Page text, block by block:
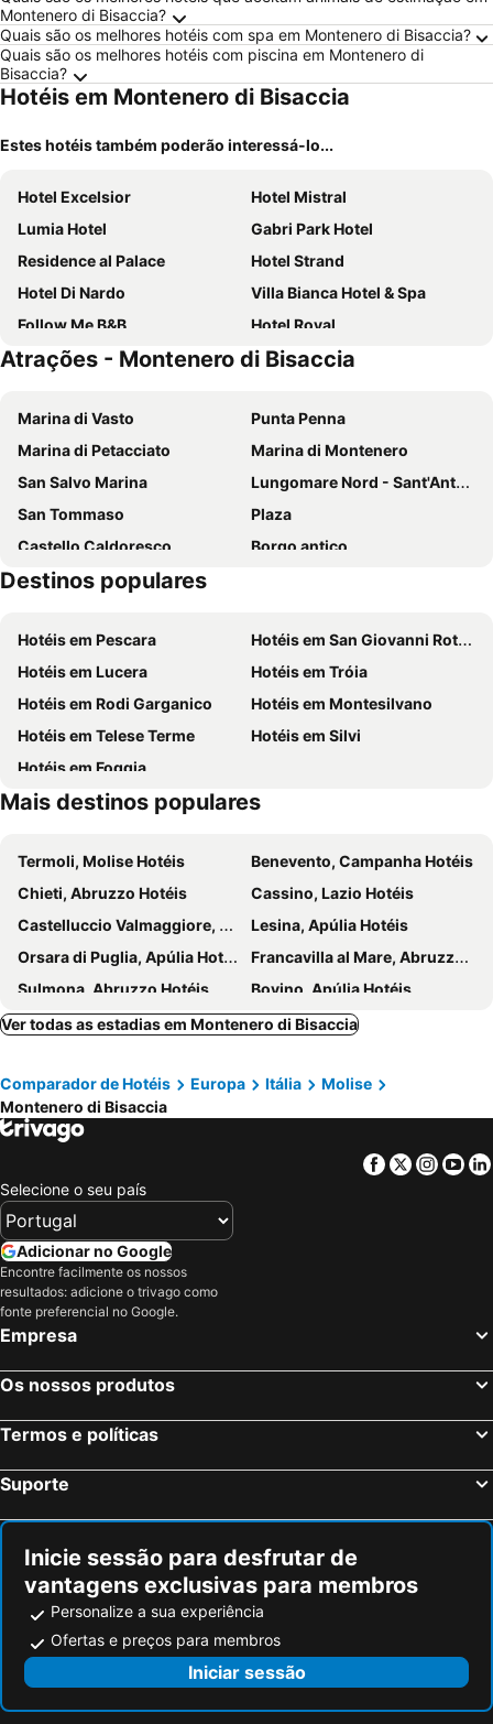
Montenero di Bisaccia?
Quais são os melhores hotéis com spa em Montenero di Bisaccia?
Quais são os melhores hotéis com piscina em Montenero di
Bisaccia?
Hotéis em Montenero di Bisaccia
Estes hotéis também poderão interessá-lo...
Hotel Excelsior
Hotel Mistral
Lumia Hotel
Gabri Park Hotel
Residence al Palace
Hotel Strand
Hotel Di Nardo
Villa Bianca Hotel & Spa
Follow Me B&B
Hotel Royal
Europa Hotel
Dependance Ludovica
Atrações - Montenero di Bisaccia
Marina di Vasto
Punta Penna
Marina di Petacciato
Marina di Montenero
San Salvo Marina
Lungomare Nord - Sant'Antonio
San Tommaso
Plaza
Castello Caldoresco
Borgo antico
Lungomare Sud - Rio Vivo
Campomarino Lido
Destinos populares
Hotéis em Pescara
Hotéis em San Giovanni Rotondo
Hotéis em Lucera
Hotéis em Tróia
Hotéis em Rodi Garganico
Hotéis em Montesilvano
Hotéis em Telese Terme
Hotéis em Silvi
Hotéis em Foggia
Mais destinos populares
Termoli, Molise Hotéis
Benevento, Campanha Hotéis
Chieti, Abruzzo Hotéis
Cassino, Lazio Hotéis
Castelluccio Valmaggiore, Apúlia Hotéis
Lesina, Apúlia Hotéis
Orsara di Puglia, Apúlia Hotéis
Francavilla al Mare, Abruzzo Hotéis
Sulmona, Abruzzo Hotéis
Bovino, Apúlia Hotéis
Pineto, Abruzzo Hotéis
Ortona, Abruzzo Hotéis
Amorosi, Campanha Hotéis
Campomarino, Molise Hotéis
San Vito Chietino, Abruzzo Hotéis
Castel di Sangro, Abruzzo Hotéis
San Giovanni Teatino, Abruzzo Hotéis
Nápoles, Campanha Hotéis
Pompei, Campanha Hotéis
Pescara, Abruzzo Hotéis
Pozzuoli, Campanha Hotéis
Sperlonga, Lazio Hotéis
Tróia, Apúlia Hotéis
Milão, Lombardia Hotéis
Florença, Toscana Hotéis
Bolonha, Emília-Romanha Hotéis
Cagliari, Sardenha Hotéis
Ver todas as estadias em Montenero di Bisaccia
Comparador de Hotéis Europa Itália
Molise
Montenero di Bisaccia
Facebook
Twitter
Selecione o seu país
Adicionar no Google
Encontre facilmente os nossos
resultados: adicione o trivago como
fonte preferencial no Google.
Empresa
Os nossos produtos
Termos e políticas
Suporte
Inicie sessão para desfrutar de
vantagens exclusivas para membros
Personalize a sua experiência
Ofertas e preços para membros
Iniciar sessão